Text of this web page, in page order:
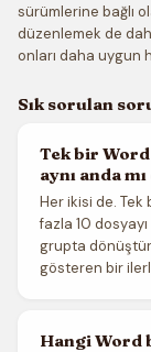
sürümlerine bağlı
düzenlemek de
onları daha uygun
Sık sorulan
Tek bir Word
aynı anda
Her ikisi de.
fazla 10
grupta
gösteren bir
Hangi Word